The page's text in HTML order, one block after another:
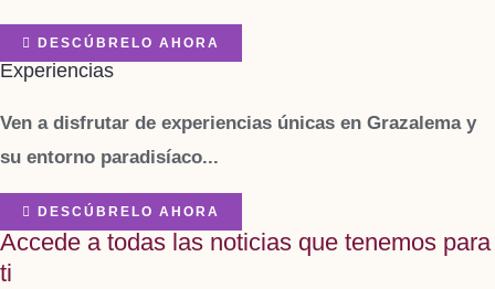
DESCÚBRELO AHORA
Experiencias
Ven a disfrutar de experiencias únicas en Grazalema y
su entorno paradisíaco...
DESCÚBRELO AHORA
Accede a todas las noticias que tenemos para
ti